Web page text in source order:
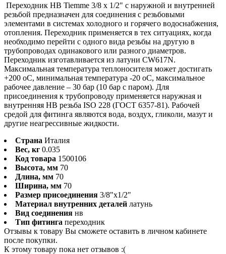
Переходник HB Tiemme 3/8 х 1/2" с наружной и внутренней
резьбой предназначен для соединения с резьбовыми
элементами в системах холодного и горячего водоснабжения,
отопления. Переходник применяется в тех ситуациях, когда
необходимо перейти с одного вида резьбы на другую в
трубопроводах одинакового или разного диаметров.
Переходник изготавливается из латуни CW617N.
Максимальная температура теплоносителя может достигать
+200 оС, минимальная температура -20 оС, максимальное
рабочее давление – 30 бар (10 бар с паром). Для
присоединения к трубопроводу применяется наружная и
внутренняя HB резьба ISO 228 (ГОСТ 6357-81). Рабочей
средой для фитинга являются вода, воздух, гликоли, мазут и
другие неагрессивные жидкости.
Страна Италия
Вес, кг 0.035
Код товара 1500106
Высота, мм 70
Длина, мм 70
Ширина, мм 70
Размер присоединения 3/8"x1/2"
Материал внутренних деталей латунь
Вид соединения нв
Тип фитинга переходник
Отзывы к товару Вы сможете оставить в личном кабинете
после покупки.
К этому товару пока нет отзывов :(